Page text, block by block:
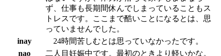
ず、仕事も長期間休んでしまっていることもス
トレスです。ここまで酷いことになるとは、思
っていませんでした。
inay
24時間苦しむとは思っていなかったです。
nao
二人目妊娠中です。最初のときより軽いかな。